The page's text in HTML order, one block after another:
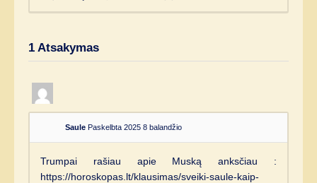
1 Atsakymas
Saule Paskelbta 2025 8 balandžio
Trumpai rašiau apie Muską anksčiau :
https://horoskopas.lt/klausimas/sveiki-saule-kaip-